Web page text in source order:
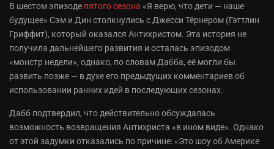
В шестом эпизоде пятого сезона «Я верю, что дети — наше
будущее» Сэм и Дин столкнулись с Джесси Тёрнером (Гэттлин
Гриффит), который оказался Антихристом. Эта история не
получила дальнейшего развития и осталась эпизодом
«монстр недели», однако, по словам Дабба, её могли бы
развить позже — в духе его предыдущих комментариев об
использовании ранних идей в последующих сезонах.
Дабб подтвердил, что действительно обсуждалась
возможность возвращения Антихриста «в ином виде». Однако
от этой задумки отказались по причине: «Это шоу об Америке